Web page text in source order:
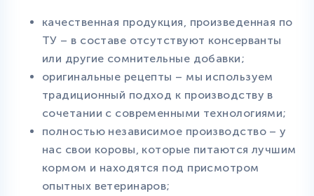
качественная продукция, произведенная по
ТУ – в составе отсутствуют консерванты
или другие сомнительные добавки;
оригинальные рецепты – мы используем
традиционный подход к производству в
сочетании с современными технологиями;
полностью независимое производство – у
нас свои коровы, которые питаются лучшим
кормом и находятся под присмотром
опытных ветеринаров;